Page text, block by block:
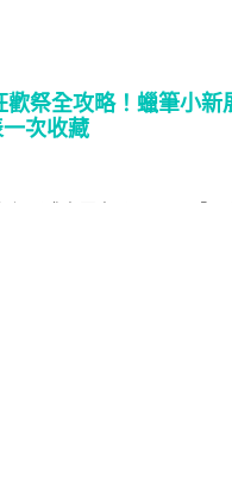
歡祭全攻略！蠟筆小新
次收藏